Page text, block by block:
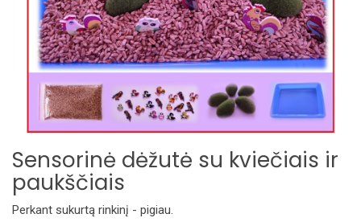
Sensorinė dėžutė su kviečiais ir
paukščiais
Perkant sukurtą rinkinį - pigiau.